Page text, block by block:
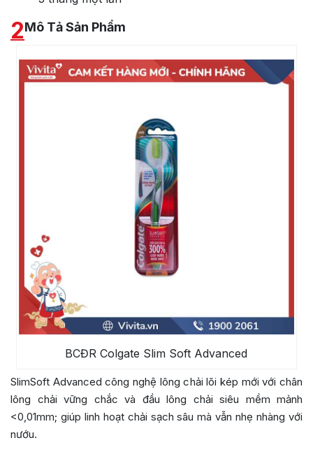
2Mô Tả Sản Phẩm
BCĐR Colgate Slim Soft Advanced
SlimSoft Advanced công nghệ lông chải lõi kép mới với chân
lông chải vững chắc và đầu lông chải siêu mềm mảnh
<0,01mm; giúp linh hoạt chải sạch sâu mà vẫn nhẹ nhàng với
nướu.